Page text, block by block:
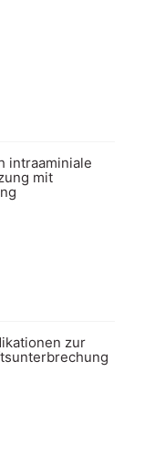
intraaminiale
mit
zur